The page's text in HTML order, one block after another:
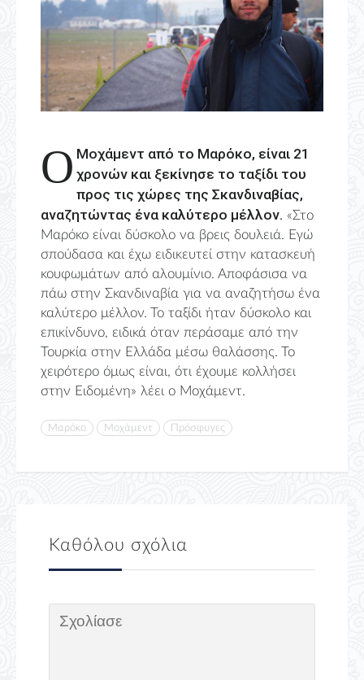
Ο Μοχάμεντ από το Μαρόκο, είναι 21
χρονών και ξεκίνησε το ταξίδι του
προς τις χώρες της Σκανδιναβίας,
αναζητώντας ένα καλύτερο μέλλον. «Στο
Μαρόκο είναι δύσκολο να βρεις δουλειά. Εγώ
σπούδασα και έχω ειδικευτεί στην κατασκευή
κουφωμάτων από αλουμίνιο. Αποφάσισα να
πάω στην Σκανδιναβία για να αναζητήσω ένα
καλύτερο μέλλον. Το ταξίδι ήταν δύσκολο και
επικίνδυνο, ειδικά όταν περάσαμε από την
Τουρκία στην Ελλάδα μέσω θαλάσσης. Το
χειρότερο όμως είναι, ότι έχουμε κολλήσει
στην Ειδομένη» λέει ο Μοχάμεντ.
Μαρόκο Μοχάμεντ Πρόσφυγες
Καθόλου σχόλια